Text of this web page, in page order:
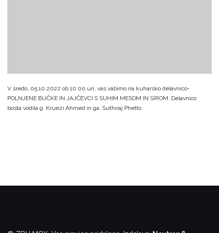
V sredo, 05.10.2022 ob 10:00 uri, vas vabimo na kuharsko delavnico-
POLNJENE BUČKE IN JAJČEVCI S SUHIM MESOM IN SIROM. Delavnico
bosta vodila g. Kruezi Ahmed in ga. Suthiraj Phetto